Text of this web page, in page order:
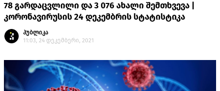
78 გარდაცვლილი და 3 076 ახალი შემთხვევა |
კორონავირუსის 24 დეკემბრის სტატისტიკა
პუბლიკა
11:03, 24 დეკემბერი, 2021